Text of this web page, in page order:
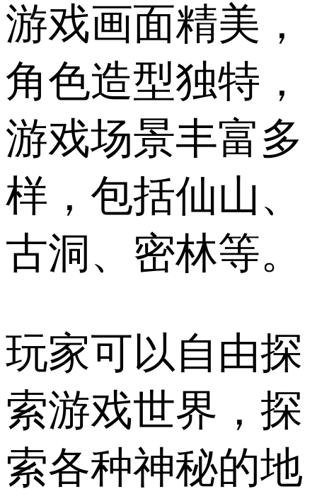
游戏画面精美，
角色造型独特，
游戏场景丰富多
样，包括仙山、
古洞、密林等。
玩家可以自由探
索游戏世界，探
索各种神秘的地